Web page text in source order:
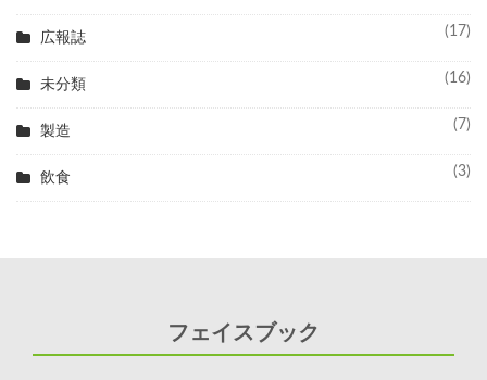
広報誌 (17)
未分類 (16)
製造 (7)
飲食 (3)
フェイスブック